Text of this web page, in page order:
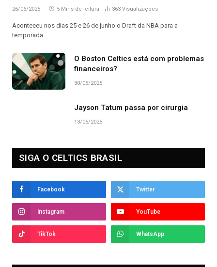
26/06/2025 5 Mins de leitura 363 Visualizações
Aconteceu nos dias 25 e 26 de junho o Draft da NBA para a
temporada…
O Boston Celtics está com problemas
financeiros?
30/05/2025
Jayson Tatum passa por cirurgia
13/05/2025
SIGA O CELTICS BRASIL
Facebook Twitter
Instagram YouTube
TikTok WhatsApp